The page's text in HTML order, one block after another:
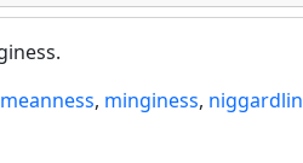
meanness, minginess,